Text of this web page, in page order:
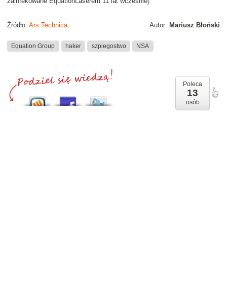
Autor: Mariusz Błoński
Źródło: Ars Technica
Equation Group haker szpiegostwo NSA
Poleca
13
osób